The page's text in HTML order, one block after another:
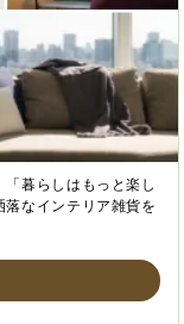
暮らしはもっと楽し
落なインテリア雑貨を